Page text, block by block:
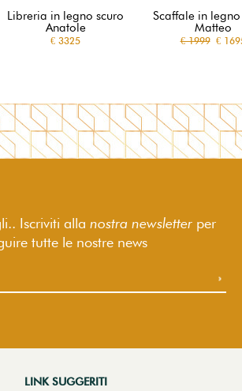
Libreria in legno scuro
Anatole
€ 3325
Scaffale in
Matteo
€ 1999€
Iscriviti alla nostra newsletter per
tutte le nostre news
LINK SUGGERITI